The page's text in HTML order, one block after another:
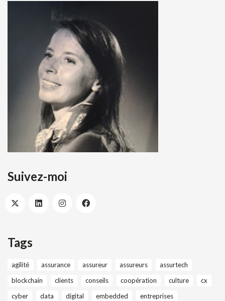
Suivez-moi
Tags
agilité assurance assureur assureurs
assurtech
blockchain
clients conseils coopération culture
cx
cyber
data digital embedded
entreprises